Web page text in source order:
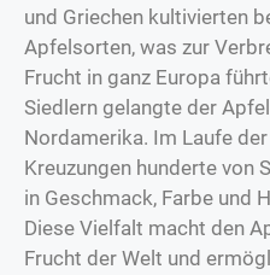
und Griechen kultivierten
Apfelsorten, was zur
Frucht in ganz Europa
Siedlern gelangte der
Nordamerika. Im Laufe
Kreuzungen hunderte von
in Geschmack, Farbe und
Diese Vielfalt macht den
Frucht der Welt und